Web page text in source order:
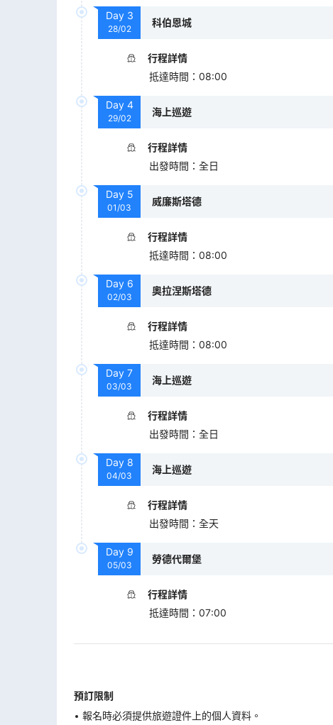
Day 3
28/02
科伯恩城
行程詳情
抵達時間 ： 08:00
Day 4
29/02
海上巡遊
行程詳情
出發時間 ： 全日
Day 5
01/03
威廉斯塔德
行程詳情
抵達時間 ： 08:00
Day 6
02/03
奧拉涅斯塔德
行程詳情
抵達時間 ： 08:00
Day 7
03/03
海上巡遊
行程詳情
出發時間 ： 全日
Day 8
04/03
海上巡遊
行程詳情
出發時間 ： 全天
Day 9
05/03
勞德代爾堡
行程詳情
抵達時間 ： 07:00
預訂限制
報名時必須提供旅遊證件上的個人資料。